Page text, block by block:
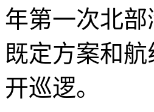
年第一次北
既定方案和
开巡逻。